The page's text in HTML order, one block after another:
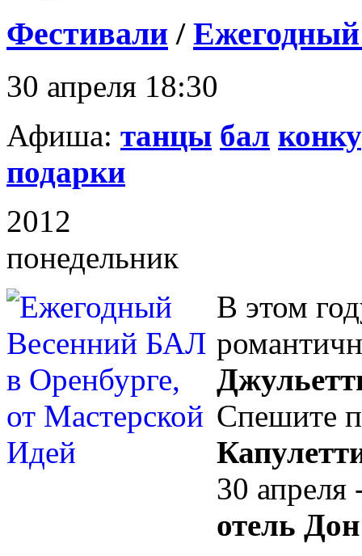
Фестивали /
30 апреля 18:30
Афиша: танцы бал
подарки
2012
понедельник
В этом
Спешите
30
отель